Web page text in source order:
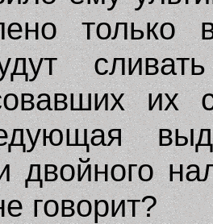
их
двойного
говорит?